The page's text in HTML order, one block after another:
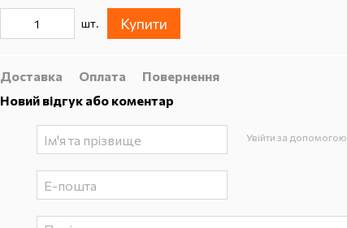
шт. Купити
Доставка Оплата
Повернення
Новий відгук або коментар
Увійти за допомогою